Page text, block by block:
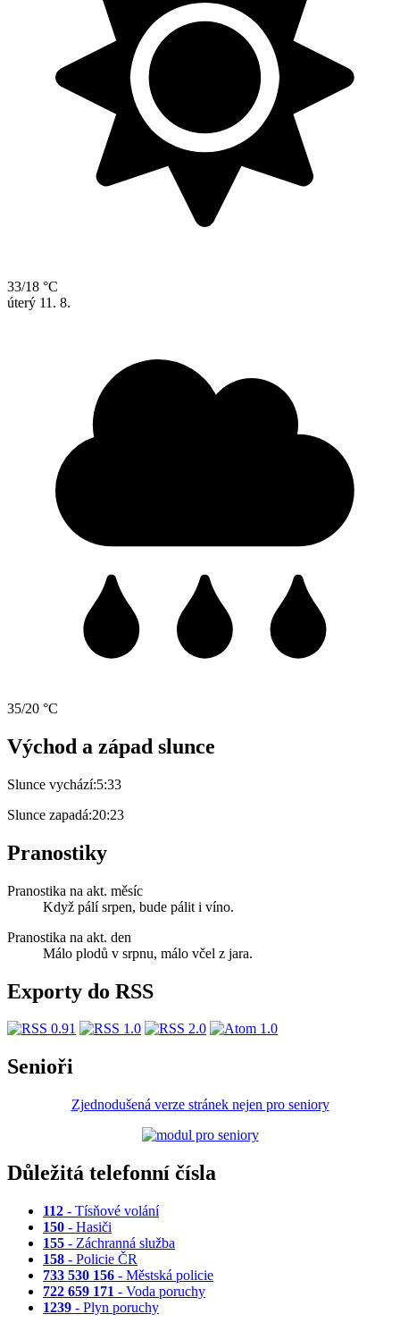
33/18 °C
úterý 11. 8.
35/20 °C
Východ a západ slunce
Slunce vychází:5:33
Slunce zapadá:20:23
Pranostiky
Pranostika na akt. měsíc
Když pálí srpen, bude pálit i víno.
Pranostika na akt. den
Málo plodů v srpnu, málo včel z jara.
Exporty do RSS
Senioři
Zjednodušená verze stránek nejen pro seniory
Důležitá telefonní čísla
112 - Tísňové volání
150 - Hasiči
155 - Záchranná služba
158 - Policie ČR
733 530 156 - Městská policie
722 659 171 - Voda poruchy
1239 - Plyn poruchy